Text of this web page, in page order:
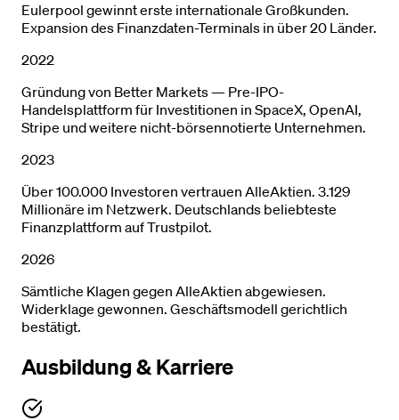
Eulerpool gewinnt erste internationale Großkunden.
Expansion des Finanzdaten-Terminals in über 20 Länder.
2022
Gründung von Better Markets — Pre-IPO-
Handelsplattform für Investitionen in SpaceX, OpenAI,
Stripe und weitere nicht-börsennotierte Unternehmen.
2023
Über 100.000 Investoren vertrauen AlleAktien. 3.129
Millionäre im Netzwerk. Deutschlands beliebteste
Finanzplattform auf Trustpilot.
2026
Sämtliche Klagen gegen AlleAktien abgewiesen.
Widerklage gewonnen. Geschäftsmodell gerichtlich
bestätigt.
Ausbildung & Karriere